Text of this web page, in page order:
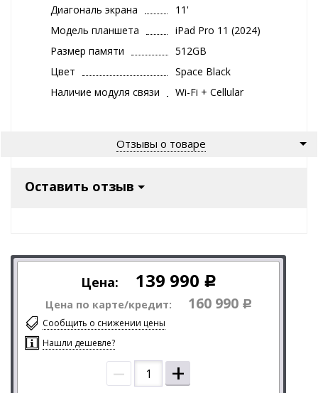
Диагональ экрана
11'
Модель планшета
iPad Pro 11 (2024)
Размер памяти
512GB
Цвет
Space Black
Наличие модуля связи
Wi-Fi + Cellular
Отзывы о товаре
Оставить отзыв
Цена: 139 990 Р
Цена по карте/кредит: 160 990 Р
Сообщить о снижении цены
Нашли дешевле?
– +